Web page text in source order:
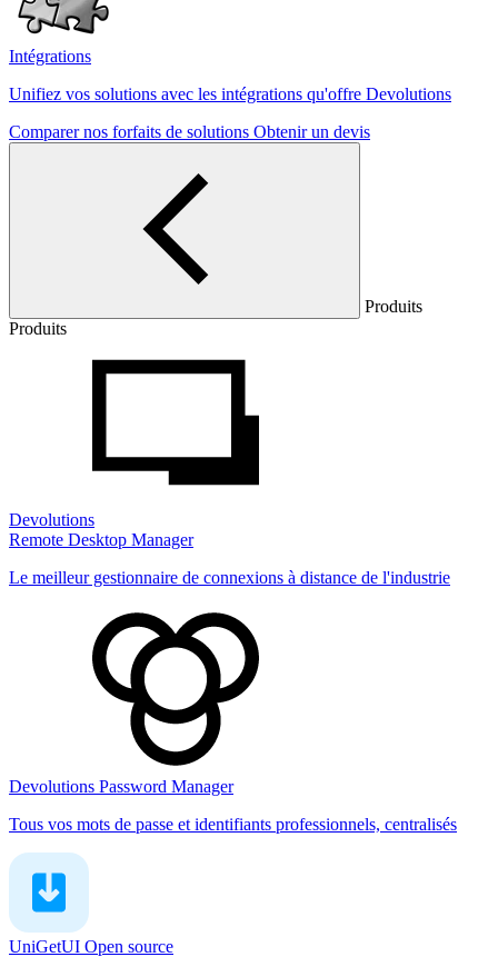
Intégrations
Unifiez vos solutions avec les intégrations qu'offre Devolutions
Comparer nos forfaits de solutions Obtenir un devis
Produits
Produits
Devolutions
Remote Desktop Manager
Le meilleur gestionnaire de connexions à distance de l'industrie
Devolutions Password Manager
Tous vos mots de passe et identifiants professionnels, centralisés
UniGetUI Open source